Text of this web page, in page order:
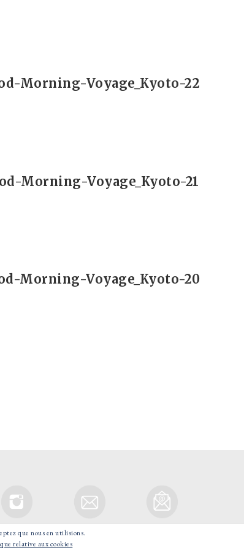
Morning-Voyage_Kyoto-22
Morning-Voyage_Kyoto-21
Morning-Voyage_Kyoto-20
GOOD MORNING VOYAGE - TOUS DROITS RESERVES.
que nous en utilisions.
relative aux cookies